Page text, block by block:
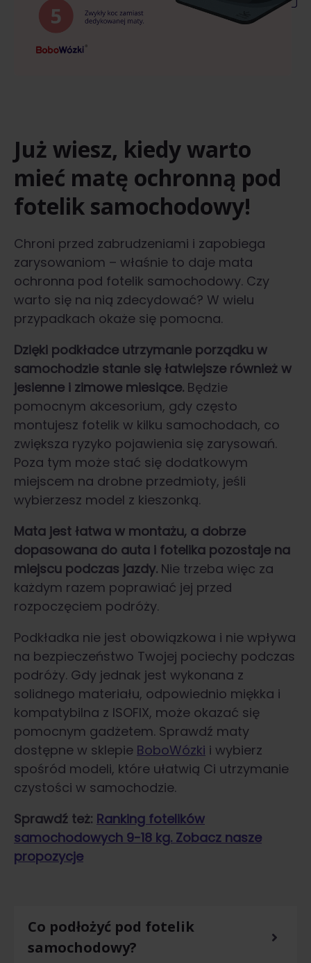
Już wiesz, kiedy warto
mieć matę ochronną pod
fotelik samochodowy!
Chroni przed zabrudzeniami i zapobiega
zarysowaniom – właśnie to daje mata
ochronna pod fotelik samochodowy. Czy
warto się na nią zdecydować? W wielu
przypadkach okaże się pomocna.
Dzięki podkładce utrzymanie porządku w
samochodzie stanie się łatwiejsze również w
jesienne i zimowe miesiące. Będzie
pomocnym akcesorium, gdy często
montujesz fotelik w kilku samochodach, co
zwiększa ryzyko pojawienia się zarysowań.
Poza tym może stać się dodatkowym
miejscem na drobne przedmioty, jeśli
wybierzesz model z kieszonką.
Mata jest łatwa w montażu, a dobrze
dopasowana do auta i fotelika pozostaje na
miejscu podczas jazdy. Nie trzeba więc za
każdym razem poprawiać jej przed
rozpoczęciem podróży.
Podkładka nie jest obowiązkowa i nie wpływa
na bezpieczeństwo Twojej pociechy podczas
podróży. Gdy jednak jest wykonana z
solidnego materiału, odpowiednio miękka i
kompatybilna z ISOFIX, może okazać się
pomocnym gadżetem. Sprawdź maty
dostępne w sklepie BoboWózki i wybierz
spośród modeli, które ułatwią Ci utrzymanie
czystości w samochodzie.
Sprawdź też: Ranking fotelików
samochodowych 9-18 kg. Zobacz nasze
propozycje
Co podłożyć pod fotelik
samochodowy?